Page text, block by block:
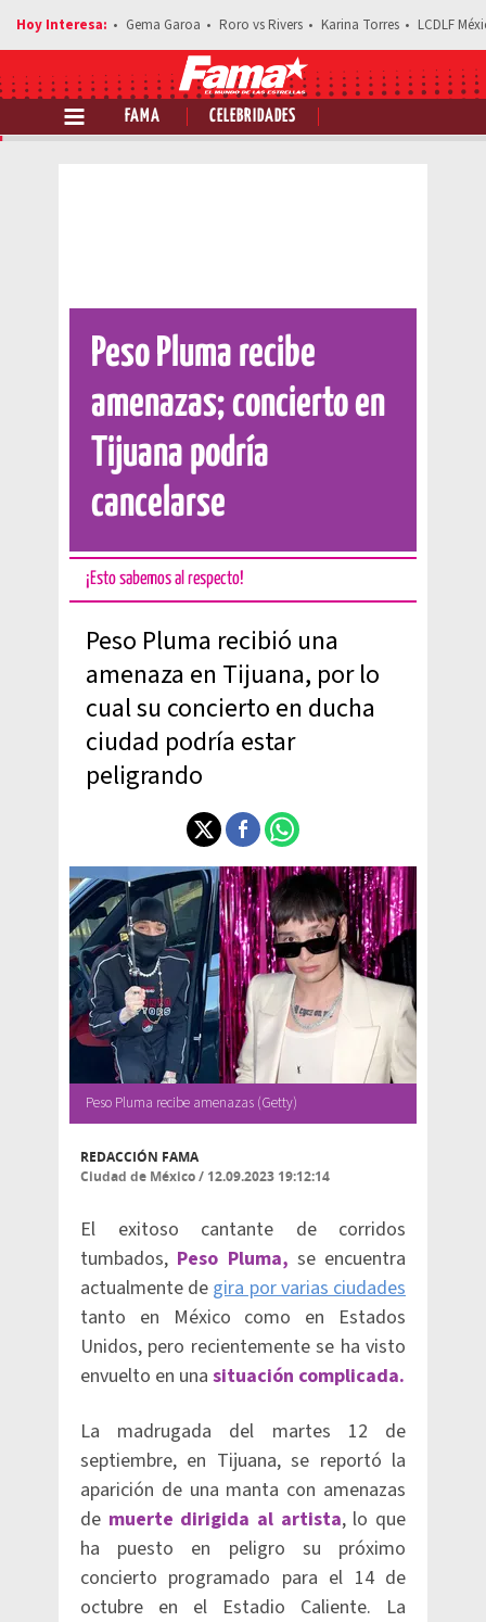
Gema Garoa Roro vs Rivers Karina Torres LCDLF
FAMA CELEBRIDADES
Comparte esta noticia
Peso Pluma recibe
amenazas; concierto en
Tijuana podría
cancelarse
¡Esto sabemos al respecto!
Peso Pluma recibió una
amenaza en Tijuana, por lo
cual su concierto en ducha
ciudad podría estar
peligrando
Peso Pluma recibe amenazas (Getty)
REDACCIÓN FAMA
Ciudad de México/ 12.09.2023 19:12:14
El exitoso cantante de corridos
tumbados, Peso Pluma, se encuentra
actualmente de gira por varias ciudades
tanto en México como en Estados
Unidos, pero recientemente se ha visto
envuelto en una situación complicada.
La madrugada del martes 12 de
septiembre, en Tijuana, se reportó la
aparición de una manta con amenazas
de muerte dirigida al artista, lo que
ha puesto en peligro su próximo
concierto programado para el 14 de
octubre en el Estadio Caliente. La